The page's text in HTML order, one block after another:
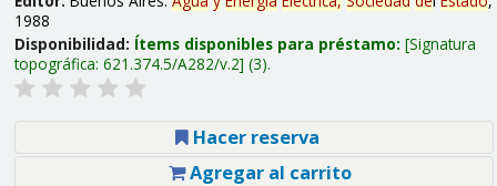
1988
Disponibilidad: Ítems disponibles para préstamo: Signatura
topográfica: 621.374.5/A282/v.2 (3).
Hacer reserva
Agregar al carrito